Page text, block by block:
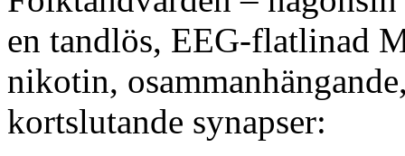
en tandlös, EEG-flatlinad
nikotin,
kortslutande synapser: